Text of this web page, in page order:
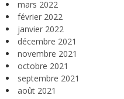
mars 2022
février 2022
janvier 2022
décembre 2021
novembre 2021
octobre 2021
septembre 2021
août 2021